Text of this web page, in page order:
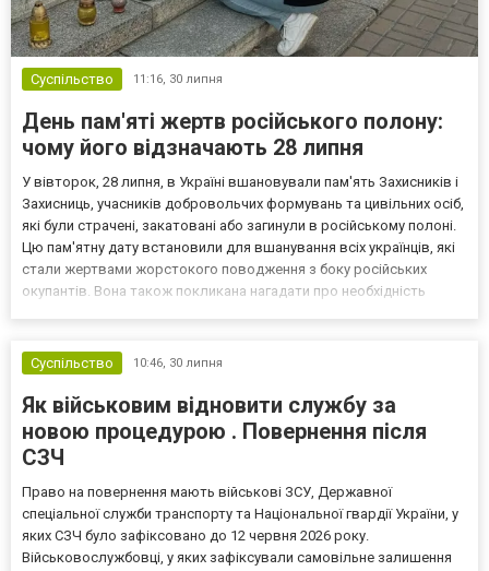
Суспільство 11:16, 30 липня
День пам'яті жертв російського полону:
чому його відзначають 28 липня
У вівторок, 28 липня, в Україні вшановували пам'ять Захисників і
Захисниць, учасників добровольчих формувань та цивільних осіб,
які були страчені, закатовані або загинули в російському полоні.
Цю пам'ятну дату встановили для вшанування всіх українців, які
стали жертвами жорстокого поводження з боку російських
окупантів. Вона також покликана нагадати про необхідність
Суспільство
10:46, 30 липня
Як військовим відновити службу за
новою процедурою . Повернення після
СЗЧ
Право на повернення мають військові ЗСУ, Державної
спеціальної служби транспорту та Національної гвардії України, у
яких СЗЧ було зафіксовано до 12 червня 2026 року.
Військовослужбовці, у яких зафіксували самовільне залишення